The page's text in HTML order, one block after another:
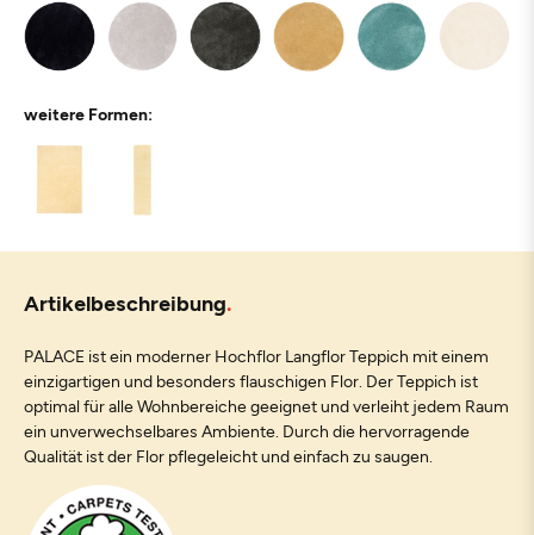
weitere Formen:
Artikelbeschreibung
PALACE ist ein moderner Hochflor Langflor Teppich mit einem
einzigartigen und besonders flauschigen Flor. Der Teppich ist
optimal für alle Wohnbereiche geeignet und verleiht jedem Raum
ein unverwechselbares Ambiente. Durch die hervorragende
Qualität ist der Flor pflegeleicht und einfach zu saugen.